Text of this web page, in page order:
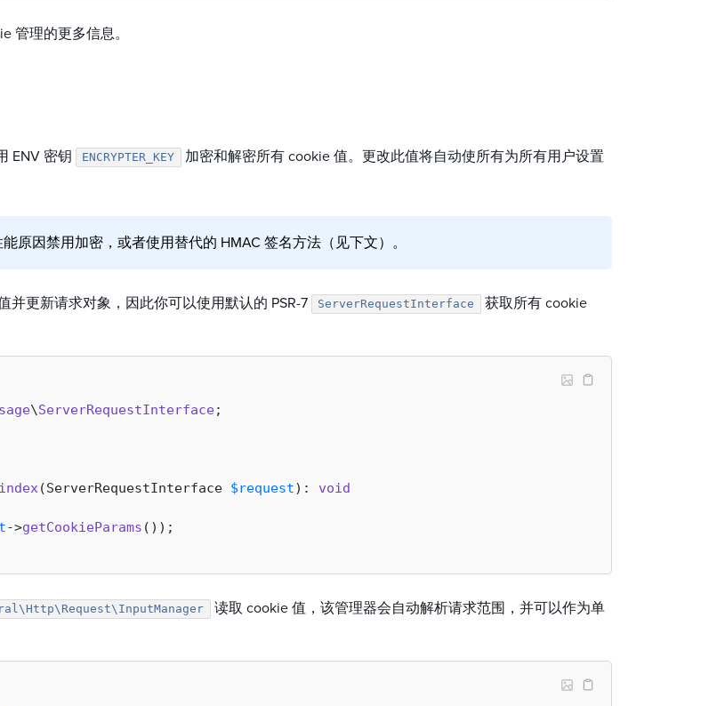
管理的更多信息。
ENV 密钥 ENCRYPTER_KEY
加密和解密所有 cookie 值。更改此值将自动使所有为所有用户设置
原因禁用加密，或者使用替代的 HMAC 签名方法（见下文）。
并更新请求对象，因此你可以使用默认的 PSR-7 ServerRequestInterface
获取所有 cookie
\ServerRequestInterface;
index(ServerRequestInterface $request): void
->getCookieParams ());
读取 cookie 值，该管理器会自动解析请求范围，并可以作为单